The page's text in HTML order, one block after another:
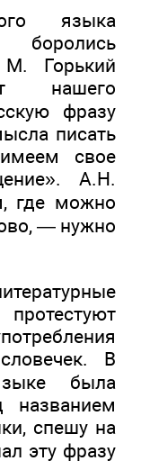
языка
боролись
Горький
нашего
фразу
писать
свое
А.Н.
где можно
— нужно
В
была
названием
спешу на
эту фразу